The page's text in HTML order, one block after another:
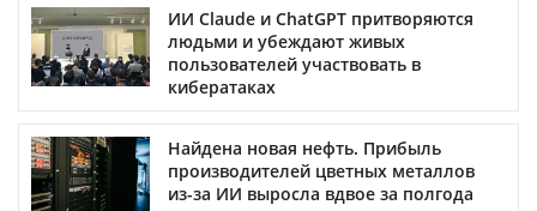
ИИ Claude и ChatGPT притворяются
людьми и убеждают живых
пользователей участвовать в
кибератаках
Найдена новая нефть. Прибыль
производителей цветных металлов
из-за ИИ выросла вдвое за полгода